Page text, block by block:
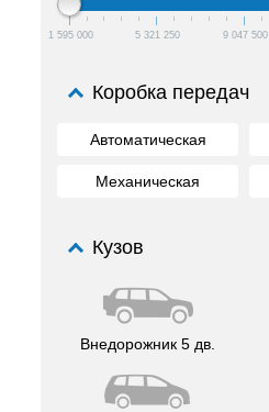
1 595 000 5 321 250 9 047 500
Коробка передач
Автоматическая
Механическая
Кузов
Внедорожник 5 дв.